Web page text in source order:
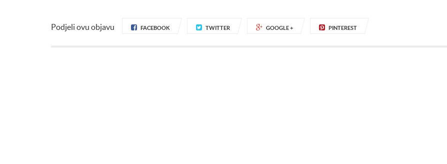
Podjeli ovu objavu FACEBOOK TWITTER GOOGLE + PINTEREST